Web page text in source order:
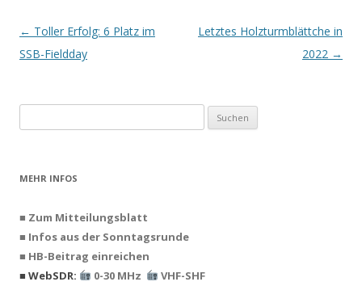
Beitrags-
Navigation
← Toller Erfolg: 6 Platz im
SSB-Fieldday
Letztes Holzturmblättche in
2022 →
nach:
MEHR INFOS
■ Zum Mitteilungsblatt
■ Infos aus der Sonntagsrunde
■ HB-Beitrag einreichen
■ WebSDR:
0-30 MHz
VHF-SHF